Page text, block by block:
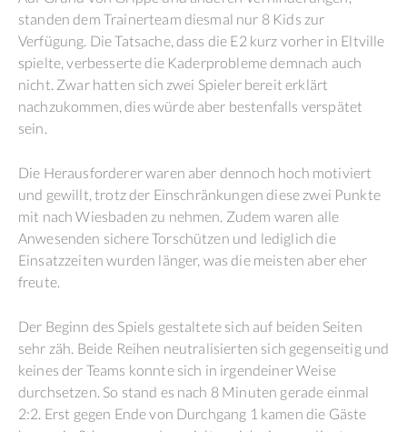
standen dem Trainerteam diesmal nur 8 Kids zur
Verfügung. Die Tatsache, dass die E2 kurz vorher in Eltville
spielte, verbesserte die Kaderprobleme demnach auch
nicht. Zwar hatten sich zwei Spieler bereit erklärt
nachzukommen, dies würde aber bestenfalls verspätet
sein.
Die Herausforderer waren aber dennoch hoch motiviert
und gewillt, trotz der Einschränkungen diese zwei Punkte
mit nach Wiesbaden zu nehmen. Zudem waren alle
Anwesenden sichere Torschützen und lediglich die
Einsatzzeiten wurden länger, was die meisten aber eher
freute.
Der Beginn des Spiels gestaltete sich auf beiden Seiten
sehr zäh. Beide Reihen neutralisierten sich gegenseitig und
keines der Teams konnte sich in irgendeiner Weise
durchsetzen. So stand es nach 8 Minuten gerade einmal
2:2. Erst gegen Ende von Durchgang 1 kamen die Gäste